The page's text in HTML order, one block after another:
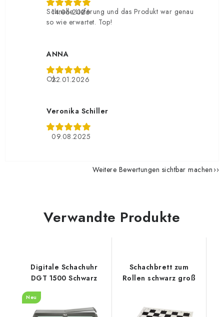
14.06.2026
Schnelle Lieferung und das Produkt war genau
so wie erwartet. Top!
ANNA
22.01.2026
Ok
Veronika Schiller
09.08.2025
Weitere Bewertungen sichtbar machen
Verwandte Produkte
Digitale Schachuhr
DGT 1500 Schwarz
Neu
Schachbrett zum
Rollen schwarz groß